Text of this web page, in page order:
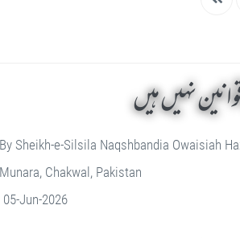
نہیں ہیں
By Sheikh-e-Silsila Naqshbandia Owaisiah
Munara, Chakwal, Pakistan
05-Jun-2026